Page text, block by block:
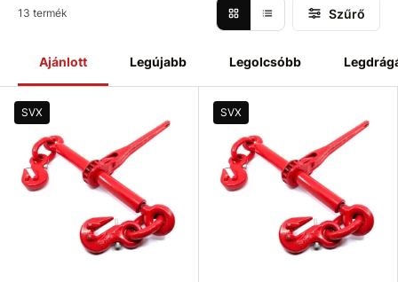
Ajánlott Legújabb Legolcsóbb
13 termék Szűrő
SVX SVX